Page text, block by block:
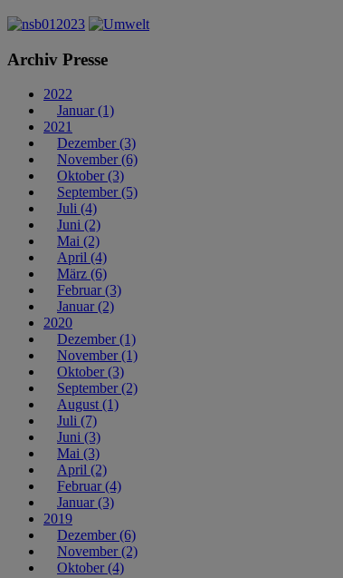
Archiv Presse
2022
Januar (1)
2021
Dezember (3)
November (6)
Oktober (3)
September (5)
Juli (4)
Juni (2)
Mai (2)
April (4)
März (6)
Februar (3)
Januar (2)
2020
Dezember (1)
November (1)
Oktober (3)
September (2)
August (1)
Juli (7)
Juni (3)
Mai (3)
April (2)
Februar (4)
Januar (3)
2019
Dezember (6)
November (2)
Oktober (4)